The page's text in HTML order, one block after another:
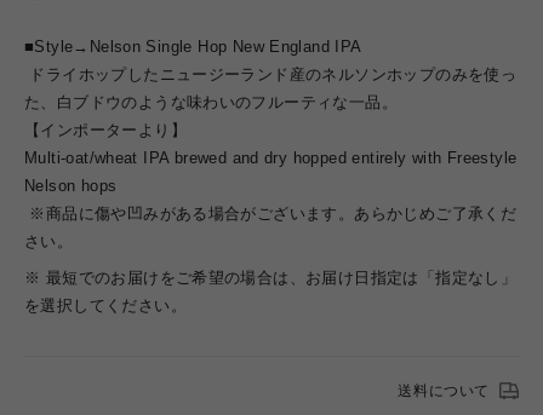
■Style→ Nelson Single Hop New England IPA
ドライホップしたニュージーランド産のネルソンホップのみを使っ
た、白ブドウのような味わいのフルーティな一品。
【インポーターより】
Multi-oat/wheat IPA brewed and dry hopped entirely with Freestyle
Nelson hops
※商品に傷や凹みがある場合がございます。あらかじめご了承くだ
さい。
※ 最短でのお届けをご希望の場合は、お届け日指定は「指定なし」
を選択してください。
送料について